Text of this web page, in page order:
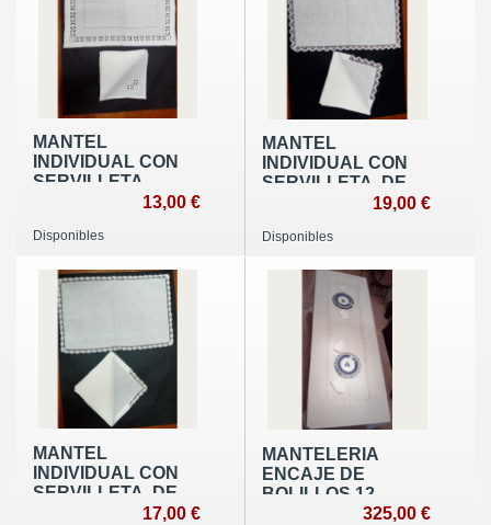
MANTEL
INDIVIDUAL CON
SERVILLETA
VAINICAS ANCHAS
13,00 €
Disponibles
MANTEL
INDIVIDUAL CON
SERVILLETA, DE
19,00 €
Disponibles
MANTEL
INDIVIDUAL CON
SERVILLETA, DE
17,00 €
MANTELERIA
ENCAJE DE
BOLILLOS 12
325,00 €